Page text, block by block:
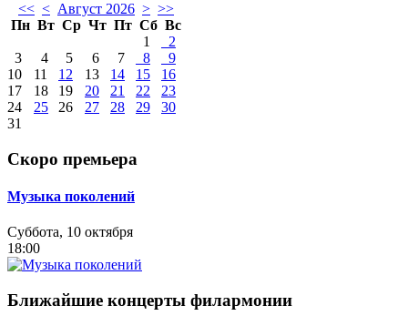
<< < Август 2026 > >>
Пн Вт Ср Чт Пт Сб Вс
1
2
3
4 5 6 7 8
9
10
11 12 13 14 15
16
17
18 19 20 21 22
23
24
25 26 27 28 29
30
31
Скоро премьера
Музыка поколений
Суббота, 10 октября
18:00
Ближайшие концерты филармонии